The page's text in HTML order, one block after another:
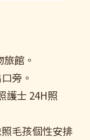
館。
旁。
護士 24H照
毛孩個性安排